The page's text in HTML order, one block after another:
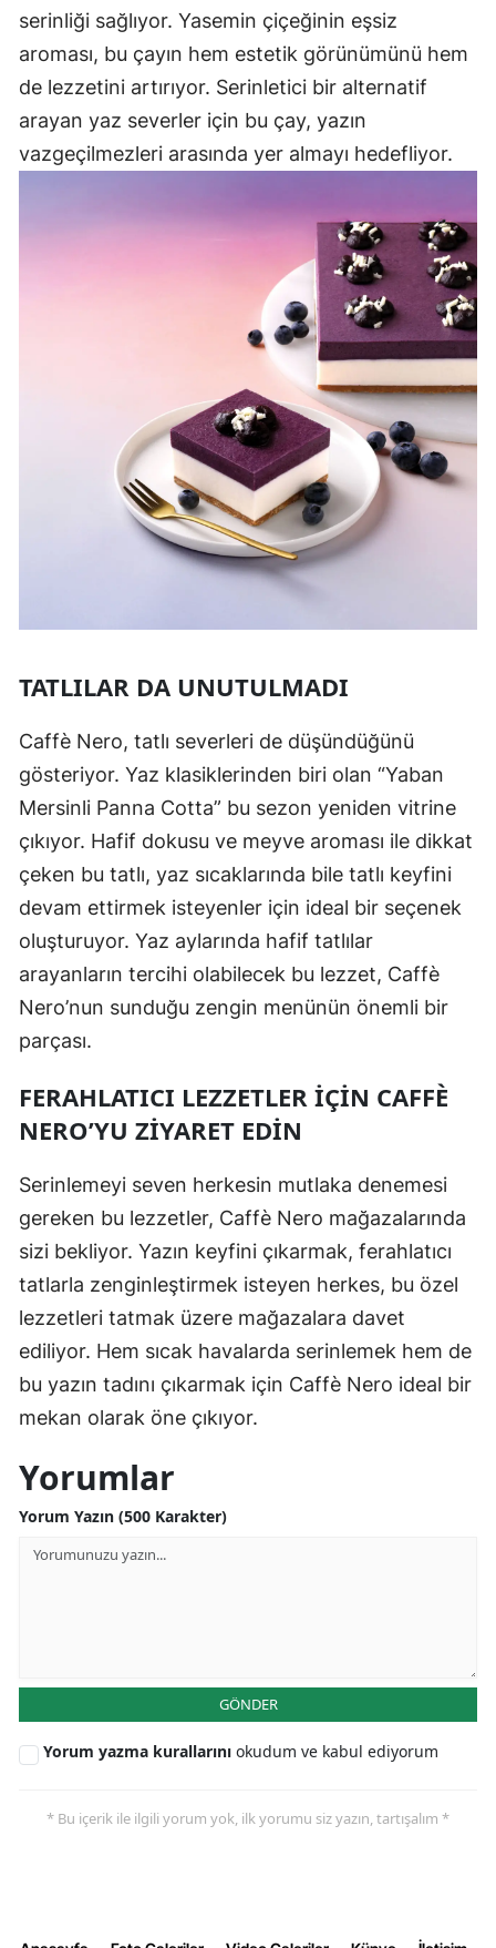
serinliği sağlıyor. Yasemin çiçeğinin eşsiz
aroması, bu çayın hem estetik görünümünü hem
de lezzetini artırıyor. Serinletici bir alternatif
arayan yaz severler için bu çay, yazın
vazgeçilmezleri arasında yer almayı hedefliyor.
TATLILAR DA UNUTULMADI
Caffè Nero, tatlı severleri de düşündüğünü
gösteriyor. Yaz klasiklerinden biri olan “Yaban
Mersinli Panna Cotta” bu sezon yeniden vitrine
çıkıyor. Hafif dokusu ve meyve aroması ile dikkat
çeken bu tatlı, yaz sıcaklarında bile tatlı keyfini
devam ettirmek isteyenler için ideal bir seçenek
oluşturuyor. Yaz aylarında hafif tatlılar
arayanların tercihi olabilecek bu lezzet, Caffè
Nero’nun sunduğu zengin menünün önemli bir
parçası.
FERAHLATICI LEZZETLER İÇIN CAFFÈ
NERO’YU ZIYARET EDIN
Serinlemeyi seven herkesin mutlaka denemesi
gereken bu lezzetler, Caffè Nero mağazalarında
sizi bekliyor. Yazın keyfini çıkarmak, ferahlatıcı
tatlarla zenginleştirmek isteyen herkes, bu özel
lezzetleri tatmak üzere mağazalara davet
ediliyor. Hem sıcak havalarda serinlemek hem de
bu yazın tadını çıkarmak için Caffè Nero ideal bir
mekan olarak öne çıkıyor.
Yorumlar
Yorum Yazın (500 Karakter)
GÖNDER
Yorum yazma kurallarını okudum ve kabul ediyorum
* Bu içerik ile ilgili yorum yok, ilk yorumu siz yazın, tartışalım *